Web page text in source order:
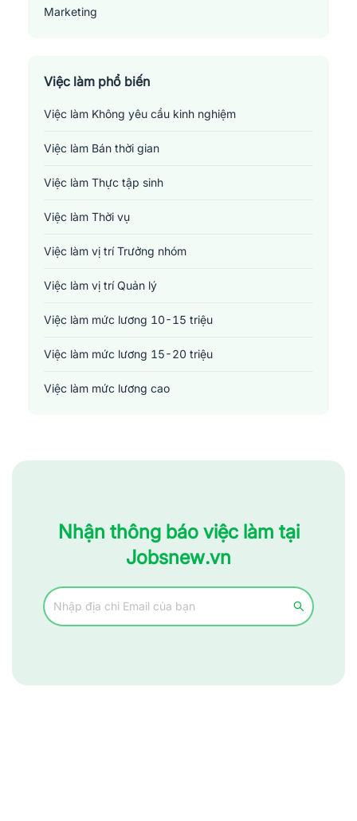
Marketing
Tài chính - Đầu tư - Chứng khoán
Xây dựng
Y tế - Chăm sóc sức khỏe
Việc làm phổ biến
Việc làm Không yêu cầu kinh nghiệm
Việc làm Bán thời gian
Việc làm Thực tập sinh
Việc làm Thời vụ
Việc làm vị trí Trưởng nhóm
Việc làm vị trí Quản lý
Việc làm mức lương 10-15 triệu
Việc làm mức lương 15-20 triệu
Việc làm mức lương cao
Nhận thông báo việc làm tại
Jobsnew.vn